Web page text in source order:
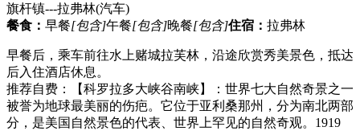
旗杆镇---拉弗林(汽车)
餐食： 早餐[包含]午餐[包含]晚餐[包含]住宿： 拉弗林
早餐后，乘车前往水上赌城拉芙林，沿途欣赏秀美景色，抵达
后入住酒店休息。
推荐自费：【科罗拉多大峡谷南峡】：世界七大自然奇景之一
被誉为地球最美丽的伤疤。它位于亚利桑那州，分为南北两部
分，是美国自然景色的代表、世界上罕见的自然奇观。1919